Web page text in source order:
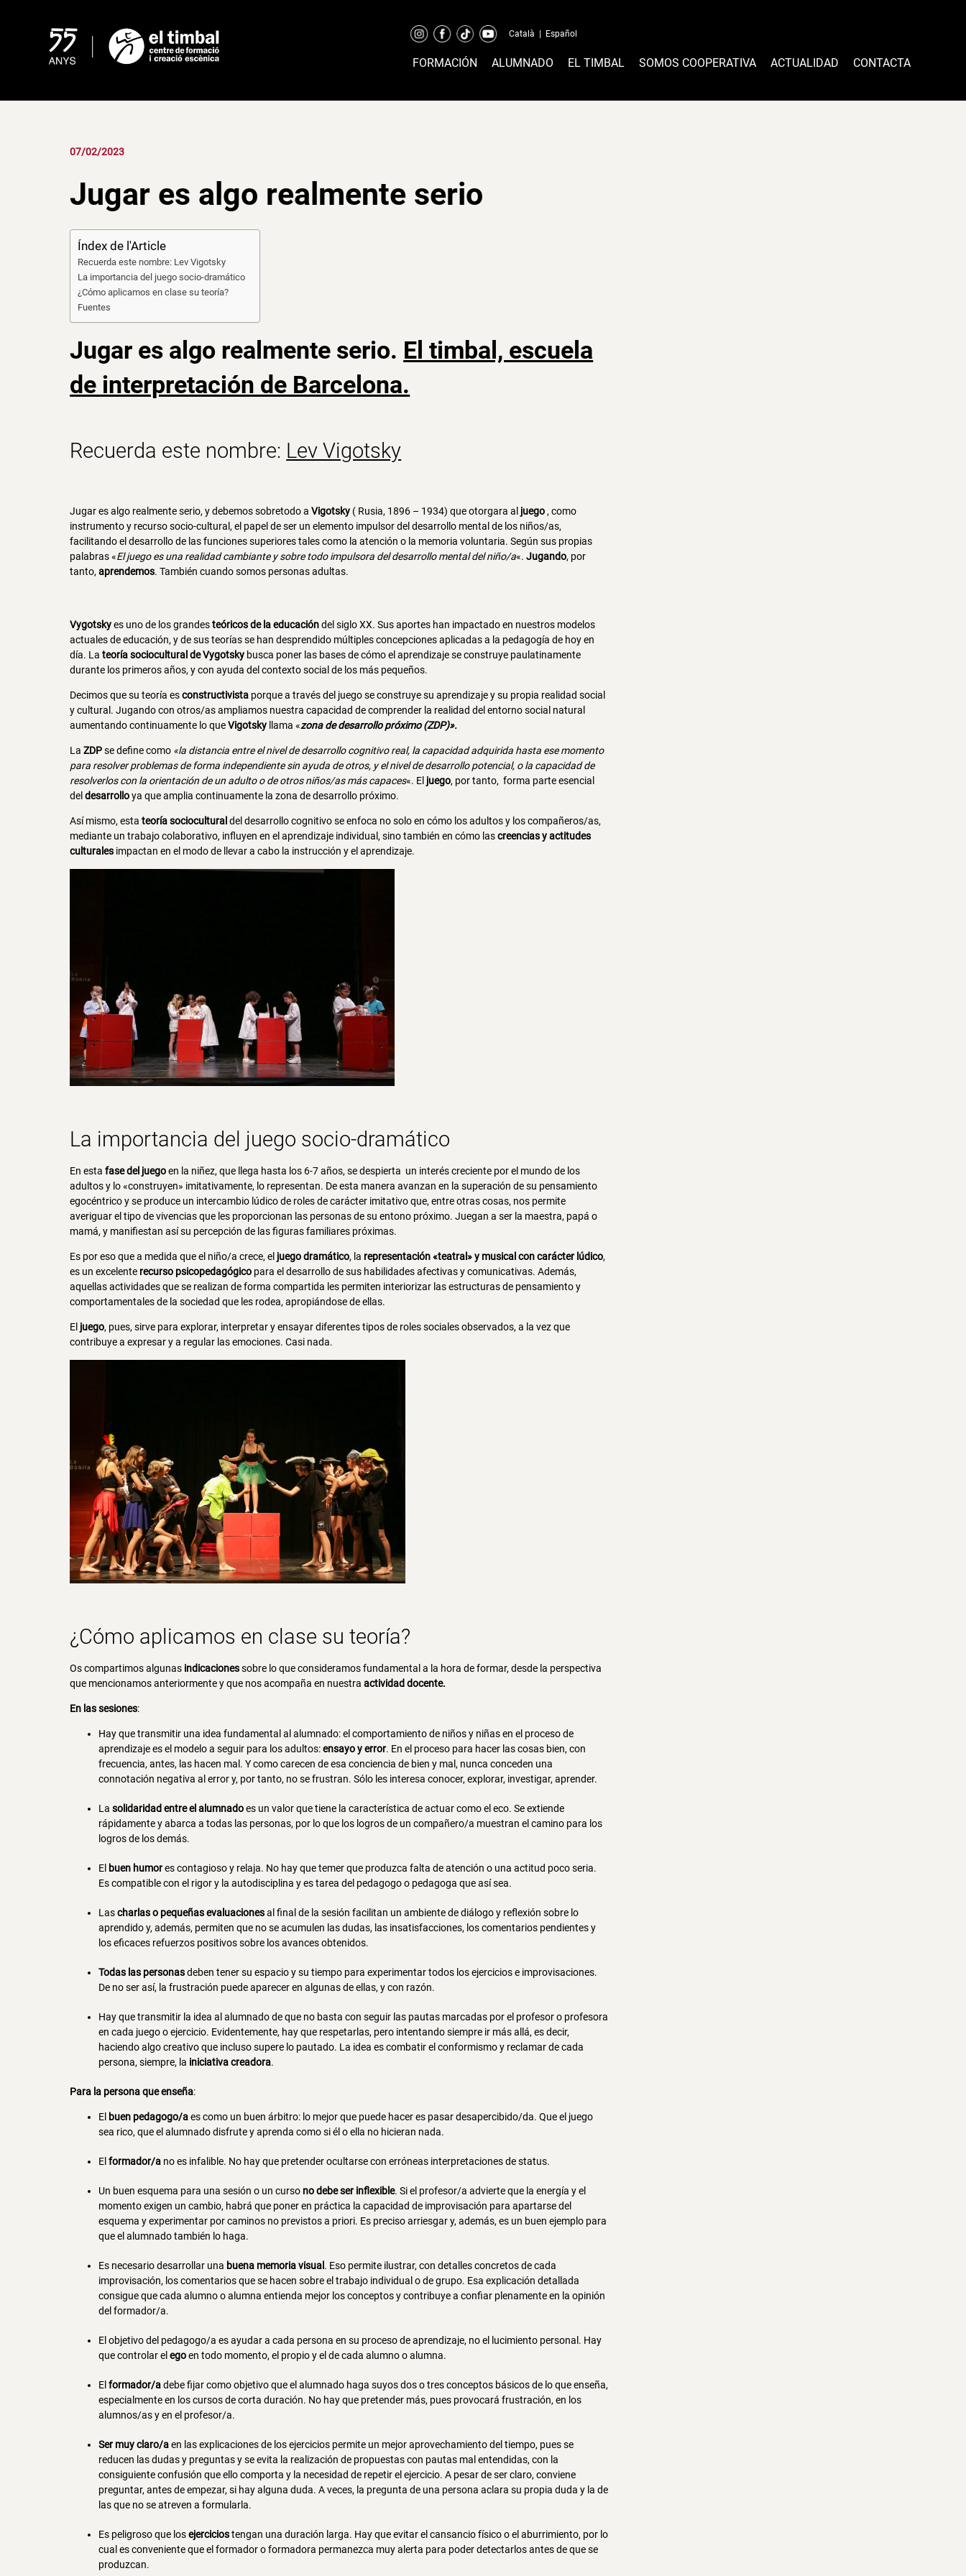
Català Español
FORMACIÓN ALUMNADO EL TIMBAL SOMOS COOPERATIVA ACTUALIDAD CONTACTA
07/02/2023
Jugar es algo realmente serio
Índex de l'Article
Recuerda este nombre: Lev Vigotsky
La importancia del juego socio-dramático
¿Cómo aplicamos en clase su teoría?
Fuentes
Jugar es algo realmente serio. El timbal, escuela
de interpretación de Barcelona.
Recuerda este nombre: Lev Vigotsky
Jugar es algo realmente serio, y debemos sobretodo aVigotsky ( Rusia, 1896 – 1934) que otorgara al juego , como
instrumento y recurso socio-cultural, el papel de ser un elemento impulsor del desarrollo mental de los niños/as,
facilitando el desarrollo de las funciones superiores tales como la atención o la memoria voluntaria.Según sus propias
palabras «El juego es una realidad cambiante y sobre todo impulsora del desarrollo mental del niño/a«.Jugando, por
tanto,aprendemos. También cuando somos personas adultas.
Vygotskyes uno de los grandesteóricos de la educacióndel siglo XX. Sus aportes han impactado en nuestros modelos
actuales de educación, y de sus teorías se han desprendido múltiples concepciones aplicadas a la pedagogía de hoy en
día. La teoría sociocultural de Vygotsky busca poner las bases de cómo el aprendizaje se construye paulatinamente
durante los primeros años, y con ayuda del contexto social de los más pequeños.
Decimos que su teoría esconstructivista porque a través del juego se construye su aprendizaje y su propia realidad social
y cultural. Jugando con otros/as ampliamos nuestra capacidad de comprender la realidad del entorno social natural
aumentando continuamente lo queVigotsky llama «zona de desarrollo próximo (ZDP)».
LaZDPse define como «la distancia entre el nivel de desarrollo cognitivo real, la capacidad adquirida hasta ese momento
para resolver problemas de forma independiente sin ayuda de otros, y el nivel de desarrollo potencial, o la capacidad de
resolverlos con la orientación de un adulto o de otros niños/as más capaces«. El juego, por tanto, forma parte esencial
deldesarrolloya que amplia continuamente la zona de desarrollo próximo.
Así mismo, estateoría sociocultural del desarrollo cognitivo se enfoca no solo en cómo los adultos y los compañeros/as,
mediante un trabajo colaborativo, influyen en el aprendizaje individual, sino también en cómo lascreencias y actitudes
culturales impactan en el modo de llevar a cabo la instrucción y el aprendizaje.
La importancia del juego socio-dramático
En estafase del juegoen la niñez, que llega hasta los 6-7 años, se despierta un interés creciente por el mundo de los
adultos y lo «construyen» imitativamente, lo representan. De esta manera avanzan en la superación de su pensamiento
egocéntrico y se produce un intercambio lúdico de roles de carácter imitativo que, entre otras cosas, nos permite
averiguar el tipo de vivencias que les proporcionan las personas de su entono próximo. Juegan a ser la maestra, papá o
mamá, y manifiestan así su percepción de las figuras familiares próximas.
Es por eso que a medida que el niño/a crece, el juego dramático, la representación «teatral» y musical con carácter lúdico,
es un excelente recurso psicopedagógico para el desarrollo de sus habilidades afectivas y comunicativas. Además,
aquellas actividades que se realizan de forma compartida les permiten interiorizar las estructuras de pensamiento y
comportamentales de la sociedad que les rodea, apropiándose de ellas.
El juego, pues, sirve para explorar, interpretar y ensayar diferentes tipos de roles sociales observados, a la vez que
contribuye a expresar y a regular las emociones. Casi nada.
¿Cómo aplicamos en clase su teoría?
Os compartimos algunas indicacionessobre lo que consideramos fundamental a la hora de formar, desde la perspectiva
que mencionamos anteriormente y que nos acompaña en nuestraactividad docente.
En las sesiones:
Hay que transmitir una idea fundamental al alumnado: el comportamiento de niños y niñas en el proceso de
aprendizaje es el modelo a seguir para los adultos:ensayo y error. En el proceso para hacer las cosas bien, con
frecuencia, antes, las hacen mal. Y como carecen de esa conciencia de bien y mal, nunca conceden una
connotación negativa al error y, por tanto, no se frustran. Sólo les interesa conocer, explorar, investigar, aprender.
Lasolidaridad entre el alumnadoes un valor que tiene la característica de actuar como el eco. Se extiende
rápidamente y abarca a todas las personas, por lo que los logros de un compañero/a muestran el camino para los
logros de los demás.
El buen humores contagioso y relaja. No hay que temer que produzca falta de atención o una actitud poco seria.
Es compatible con el rigor y la autodisciplina y es tarea del pedagogo o pedagoga que así sea.
Lascharlas o pequeñas evaluacionesal final de la sesión facilitan un ambiente de diálogo y reflexión sobre lo
aprendido y, además, permiten que no se acumulen las dudas, las insatisfacciones, los comentarios pendientes y
los eficaces refuerzos positivos sobre los avances obtenidos.
Todas las personasdeben tener su espacio y su tiempo para experimentar todos los ejercicios e improvisaciones.
De no ser así, la frustración puede aparecer en algunas de ellas, y con razón.
Hay que transmitir la idea al alumnado de que no basta con seguir las pautas marcadas por el profesor o profesora
en cada juego o ejercicio. Evidentemente, hay que respetarlas, pero intentando siempre ir más allá, es decir,
haciendo algo creativo que incluso supere lo pautado. La idea es combatir el conformismo y reclamar de cada
persona, siempre, la iniciativa creadora.
Para la persona que enseña:
El buen pedagogo/aes como un buen árbitro: lo mejor que puede hacer es pasar desapercibido/da. Que el juego
sea rico, que el alumnado disfrute y aprenda como si él o ella no hicieran nada.
El formador/a no es infalible. No hay que pretender ocultarse con erróneas interpretaciones de status.
Un buen esquema para una sesión o un curso no debe ser inflexible. Si el profesor/a advierte que la energía y el
momento exigen un cambio, habrá que poner en práctica la capacidad de improvisación para apartarse del
esquema y experimentar por caminos no previstos a priori. Es preciso arriesgar y, además, es un buen ejemplo para
que el alumnado también lo haga.
Es necesario desarrollar una buena memoria visual . Eso permite ilustrar, con detalles concretos de cada
improvisación, los comentarios que se hacen sobre el trabajo individual o de grupo. Esa explicación detallada
consigue que cada alumno o alumna entienda mejor los conceptos y contribuye a confiar plenamente en la opinión
del formador/a.
El objetivo del pedagogo/a es ayudar a cada persona en su proceso de aprendizaje, no el lucimiento personal. Hay
que controlar elegoen todo momento, el propio y el de cada alumno o alumna.
Elformador/adebe fijar como objetivo que el alumnado haga suyos dos o tres conceptos básicos de lo que enseña,
especialmente en los cursos de corta duración. No hay que pretender más, pues provocará frustración, en los
alumnos/as y en el profesor/a.
Ser muy claro/aen las explicaciones de los ejercicios permite un mejor aprovechamiento del tiempo, pues se
reducen las dudas y preguntas y se evita la realización de propuestas con pautas mal entendidas, con la
consiguiente confusión que ello comporta y la necesidad de repetir el ejercicio. A pesar de ser claro, conviene
preguntar, antes de empezar, si hay alguna duda. A veces, la pregunta de una persona aclara su propia duda y la de
las que no se atreven a formularla.
Es peligroso que losejerciciostengan una duración larga. Hay que evitar el cansancio físico o el aburrimiento, por lo
cual es conveniente que el formador o formadora permanezca muy alerta para poder detectarlos antes de que se
produzcan.